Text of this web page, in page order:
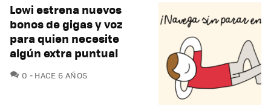
Lowi estrena nuevos
bonos de gigas y voz
para quien necesite
algún extra puntual
0 COMENTARIOS
HACE 6 AÑOS